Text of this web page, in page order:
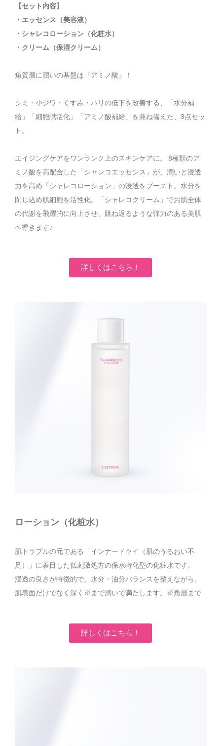
【セット内容】
・エッセンス（美容液）
・シャレコローション（化粧水）
・クリーム（保湿クリーム）
角質層に潤いの基盤は『アミノ酸』！
シミ・小ジワ・くすみ・ハリの低下を改善する、
「水分補
給」「細胞賦活化」「アミノ酸補給」を兼ね備えた、3点セッ
ト。
エイジングケアをワンランク上のスキンケアに。 8種類のア
ミノ酸を高配合した「シャレコエッセンス」が、潤いと浸透
力を高め「シャレコローション」の浸透をブースト。 水分を
閉じ込め肌細胞を活性化。「シャレコクリーム」でお肌全体
の代謝を飛躍的に向上させ、跳ね返るような弾力のある美肌
へ導きます♪
詳しくはこちら！
ローション（化粧水）
肌トラブルの元である「インナードライ（肌のうるおい不
足）」に着目した低刺激処方の保水特化型の化粧水です。
浸透の良さが特徴的で、水分・油分バランスを整えながら、
肌表面だけでなく深く※まで潤いで満たします。※角層まで
詳しくはこちら！